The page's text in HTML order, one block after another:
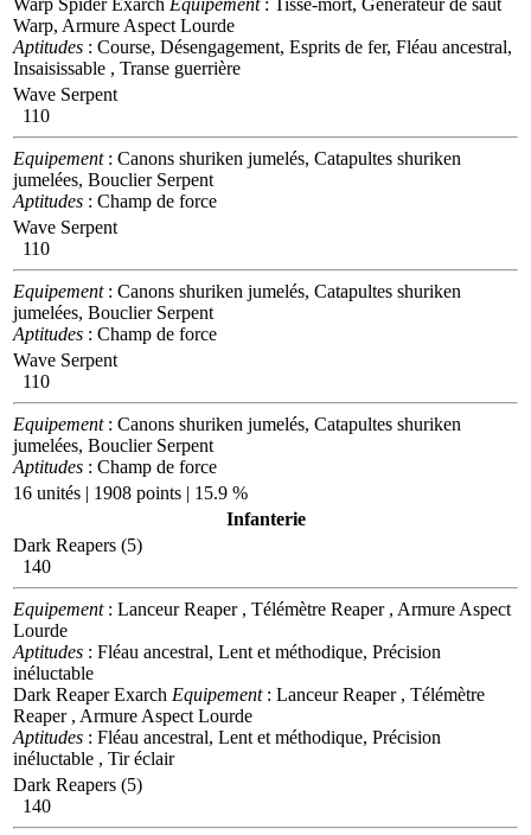
Warp, Armure Aspect Lourde
Aptitudes : Course, Désengagement, Esprits de fer, Fléau ancestral,
Insaisissable , Transe guerrière
Wave Serpent
110
Equipement: Canons shuriken jumelés, Catapultes shuriken
jumelées, Bouclier Serpent
Aptitudes : Champ de force
Wave Serpent
110
Equipement: Canons shuriken jumelés, Catapultes shuriken
jumelées, Bouclier Serpent
Aptitudes : Champ de force
Wave Serpent
110
Equipement: Canons shuriken jumelés, Catapultes shuriken
jumelées, Bouclier Serpent
Aptitudes : Champ de force
16 unités | 1908 points | 15.9 %
Infanterie
Dark Reapers (5)
140
Equipement: Lanceur Reaper , Télémètre Reaper , Armure Aspect
Lourde
Aptitudes : Fléau ancestral, Lent et méthodique, Précision
inéluctable
Dark Reaper Exarch Equipement: Lanceur Reaper , Télémètre
Reaper , Armure Aspect Lourde
Aptitudes : Fléau ancestral, Lent et méthodique, Précision
inéluctable , Tir éclair
Dark Reapers (5)
140